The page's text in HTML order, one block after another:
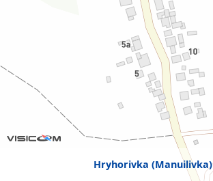
Hryhorivka (Manuilivka)